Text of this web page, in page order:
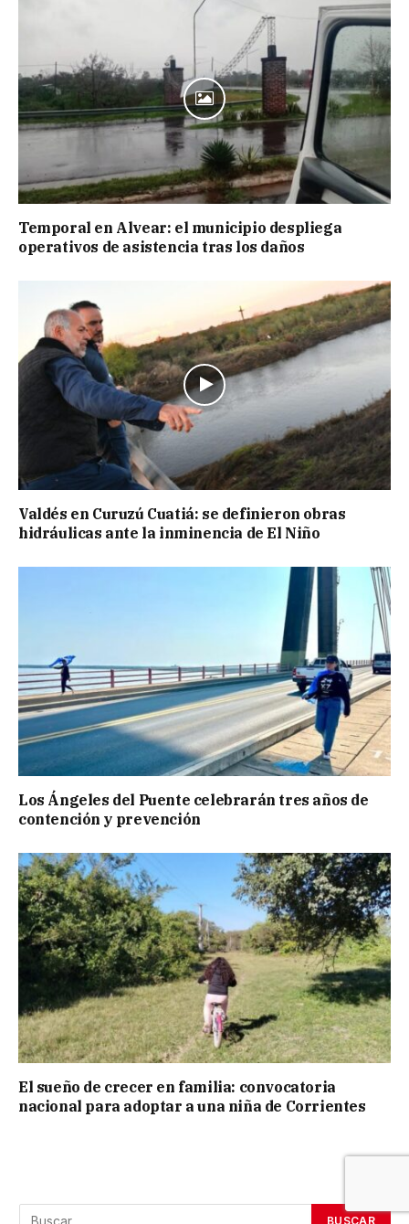
Temporal en Alvear: el municipio despliega
operativos de asistencia tras los daños
Valdés en Curuzú Cuatiá: se definieron obras
hidráulicas ante la inminencia de El Niño
Los Ángeles del Puente celebrarán tres años de
contención y prevención
El sueño de crecer en familia: convocatoria
nacional para adoptar a una niña de Corrientes